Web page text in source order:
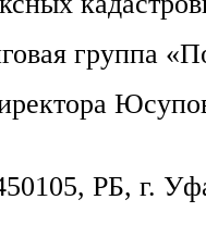
группа
РБ, г.